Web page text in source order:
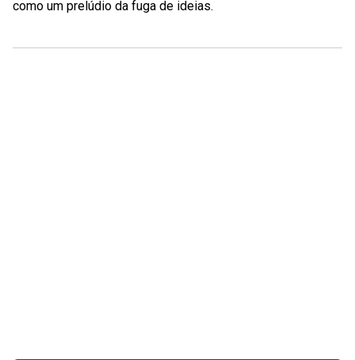
como um prelúdio da fuga de ideias.